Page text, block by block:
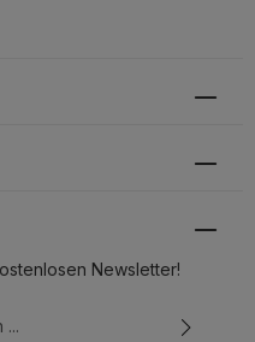
Newsletter!